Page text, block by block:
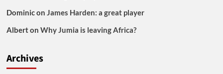
Dominicon James Harden: a great player
Alberton Why Jumia is leaving Africa?
Archives